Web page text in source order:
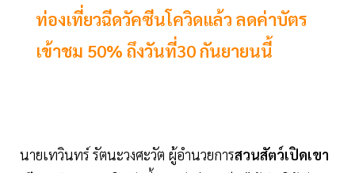
ท่องเที่ยวฉีดวัคซีนโควิดแล้ว ลดค่าบัตร
เข้าชม 50% ถึงวันที่30 กันยายนนี้
นายเทวินทร์ รัตนะวงศะวัต ผู้อำนวยการสวนสัตว์เปิดเขา